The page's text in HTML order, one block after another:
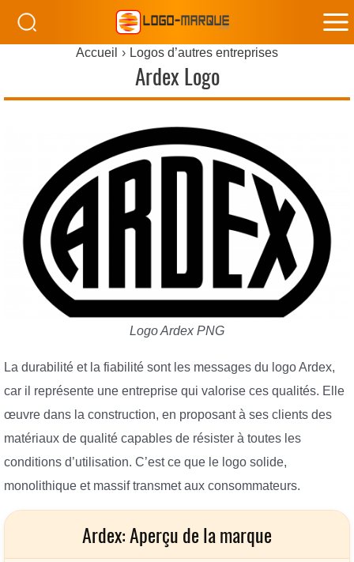
Accueil Logos d’autres entreprises
Ardex Logo
Logo Ardex PNG
La durabilité et la fiabilité sont les messages du logo Ardex,
car il représente une entreprise qui valorise ces qualités. Elle
œuvre dans la construction, en proposant à ses clients des
matériaux de qualité capables de résister à toutes les
conditions d’utilisation. C’est ce que le logo solide,
monolithique et massif transmet aux consommateurs.
Ardex: Aperçu de la marque